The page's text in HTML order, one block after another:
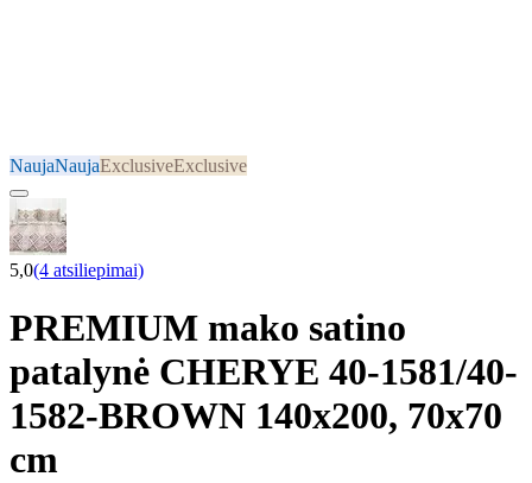
NaujaNaujaExclusiveExclusive
5,0(4 atsiliepimai)
PREMIUM mako satino
patalynė CHERYE 40-1581/40-
1582-BROWN 140x200, 70x70
cm